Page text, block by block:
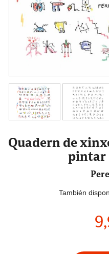
Quadern de
pintar
También